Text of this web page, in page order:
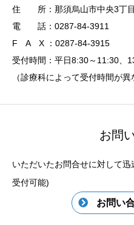
住 所：那須烏山市中央3丁
電 話：0287-84-3911
F A X ：0287-84-3915
受付時間：平日8:30～11:30、
（診療科によって受付時間が異
お問
いただいたお問合せに対して
受付可能)
お問い